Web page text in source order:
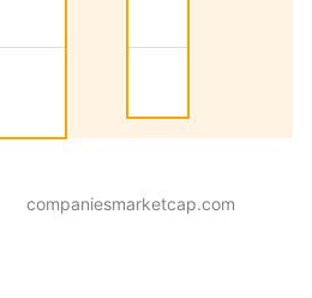
companiesmarketcap.com